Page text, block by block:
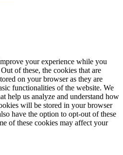
your experience while you
of these, the cookies that are
on your browser as they are
functionalities of the website. We
help us analyze and understand how
will be stored in your browser
have the option to opt-out of these
of these cookies may affect your